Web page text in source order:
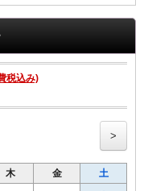
㎝です。
す
税を別途頂戴いたしま
税込み)
>
木 金 土